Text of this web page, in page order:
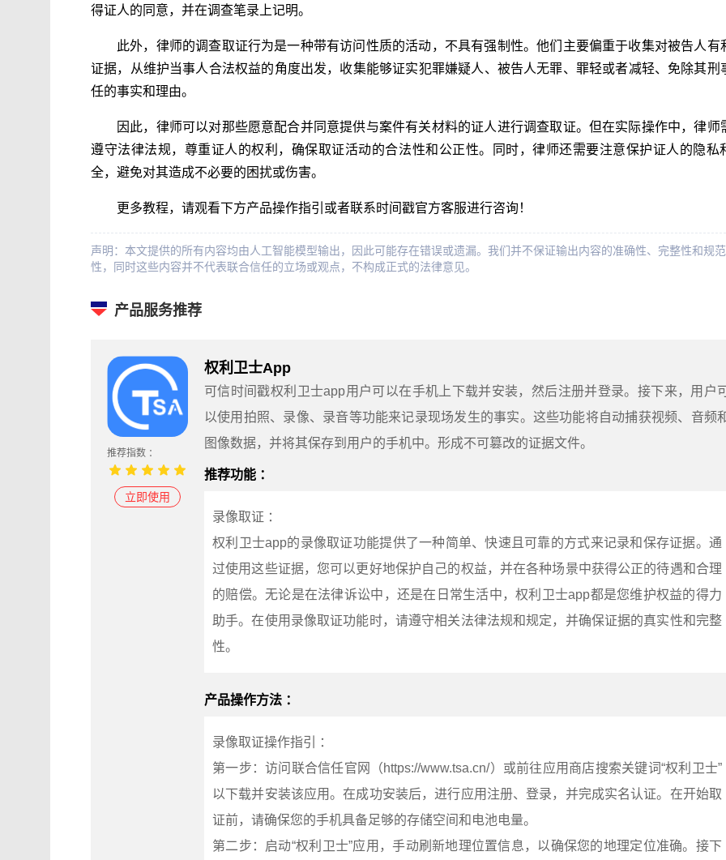
得证人的同意，并在调查笔录上记明。
此外，律师的调查取证行为是一种带有访问性质的活动，不具有强制性。他们主要偏重于收集对被告人有
证据，从维护当事人合法权益的角度出发，收集能够证实犯罪嫌疑人、被告人无罪、罪轻或者减轻、免除其刑
任的事实和理由。
因此，律师可以对那些愿意配合并同意提供与案件有关材料的证人进行调查取证。但在实际操作中，律师
遵守法律法规，尊重证人的权利，确保取证活动的合法性和公正性。同时，律师还需要注意保护证人的隐私
全，避免对其造成不必要的困扰或伤害。
更多教程，请观看下方产品操作指引或者联系时间戳官方客服进行咨询！
声明：本文提供的所有内容均由人工智能模型输出，因此可能存在错误或遗漏。我们并不保证输出内容的准确性、完整性和规范
性，同时这些内容并不代表联合信任的立场或观点，不构成正式的法律意见。
产品服务推荐
推荐指数 ：
立即使用
权利卫士App
可信时间戳权利卫士app用户可以在手机上下载并安装，然后注册并登录。接下来，用户
以使用拍照、录像、录音等功能来记录现场发生的事实。这些功能将自动捕获视频、音频
图像数据，并将其保存到用户的手机中。形成不可篡改的证据文件。
推荐功能 ：
录像取证 ：
权利卫士app的录像取证功能提供了一种简单、快速且可靠的方式来记录和保存证据。通
过使用这些证据，您可以更好地保护自己的权益，并在各种场景中获得公正的待遇和合理
的赔偿。无论是在法律诉讼中，还是在日常生活中，权利卫士app都是您维护权益的得力
助手。在使用录像取证功能时，请遵守相关法律法规和规定，并确保证据的真实性和完整
性。
产品操作方法 ：
录像取证操作指引 ：
第一步：访问联合信任官网（https://www.tsa.cn/）或前往应用商店搜索关键词“权利卫士”
以下载并安装该应用。在成功安装后，进行应用注册、登录，并完成实名认证。在开始取
证前，请确保您的手机具备足够的存储空间和电池电量。
第二步：启动“权利卫士”应用，手动刷新地理位置信息，以确保您的地理定位准确。接下